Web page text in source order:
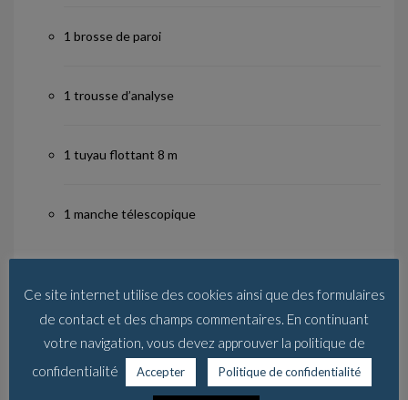
1 brosse de paroi
1 trousse d’analyse
1 tuyau flottant 8 m
1 manche télescopique
Ce site internet utilise des cookies ainsi que des formulaires
de contact et des champs commentaires. En continuant
votre navigation, vous devez approuver la politique de
confidentialité
Accepter Politique de confidentialité